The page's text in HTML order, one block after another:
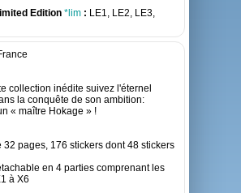
Edition *lim : LE1, LE2, LE3,
collection inédite suivez l'éternel
la conquête de son ambition:
« maître Hokage » !
32 pages, 176 stickers dont 48 stickers
en 4 parties comprenant les
à X6